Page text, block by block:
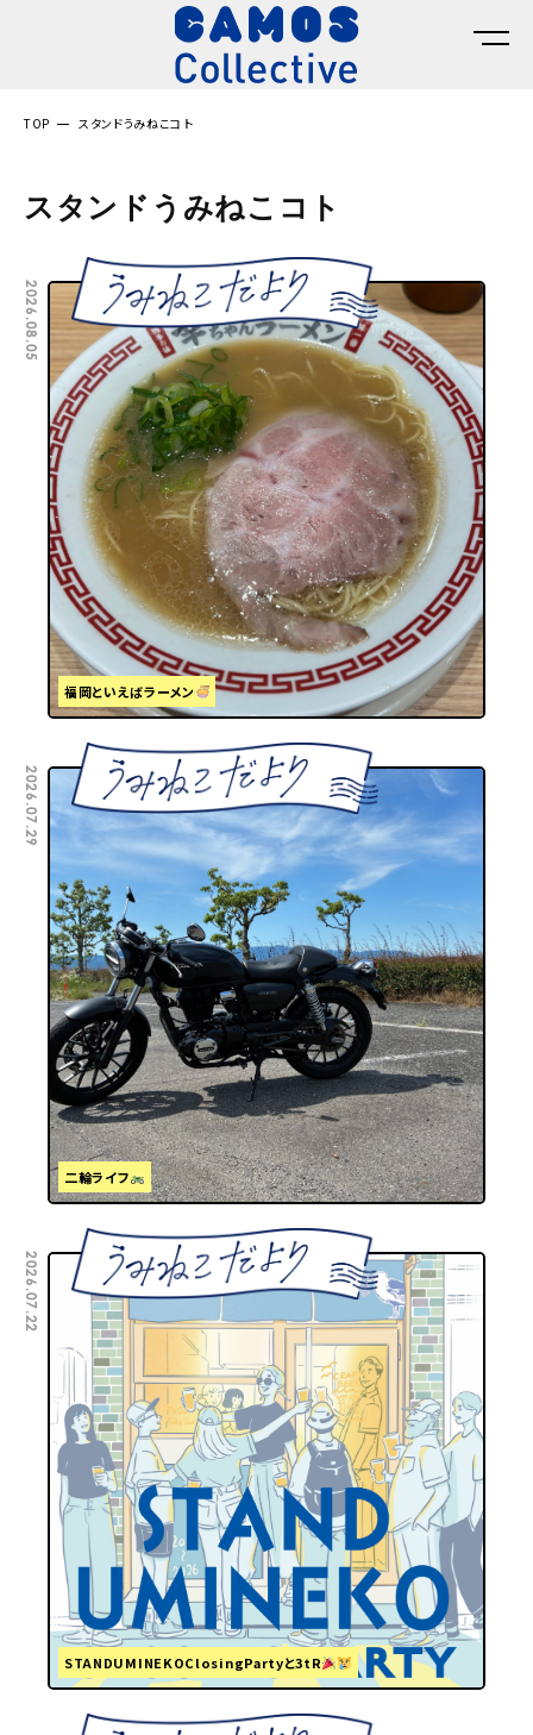
TOP スタンドうみねこコト
スタンドうみねこコト
2026.08.05
福岡といえばラーメン
2026.07.29
二輪ライフ
2026.07.22
STANDUMINEKOClosingPartyと3tR